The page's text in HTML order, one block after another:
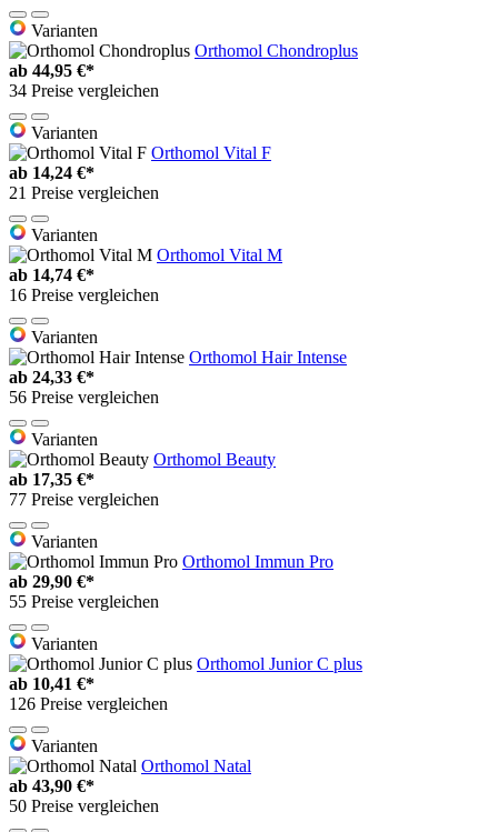
Varianten
Orthomol Chondroplus
ab 44,95 €*
34 Preise vergleichen
Varianten
Orthomol Vital F
ab 14,24 €*
21 Preise vergleichen
Varianten
Orthomol Vital M
ab 14,74 €*
16 Preise vergleichen
Varianten
Orthomol Hair Intense
ab 24,33 €*
56 Preise vergleichen
Varianten
Orthomol Beauty
ab 17,35 €*
77 Preise vergleichen
Varianten
Orthomol Immun Pro
ab 29,90 €*
55 Preise vergleichen
Varianten
Orthomol Junior C plus
ab 10,41 €*
126 Preise vergleichen
Varianten
Orthomol Natal
ab 43,90 €*
50 Preise vergleichen